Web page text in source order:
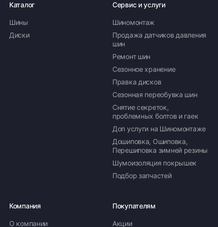
Каталог
Шины
Диски
Сервис и услуги
Шиномонтаж
Продажа датчиков давления
шин
Ремонт шин
Сезонное хранение
Правка дисков
Сезонная переобувка шин
Снятие секреток,
проблемных болтов и гаек
Доп услуги на Шиномонтаже
Дошиповка, Ошиповка,
Перешиповка зимней резины
Шумоизоляция покрышек
Подбор запчастей
Компания
О компании
Покупателям
Акции